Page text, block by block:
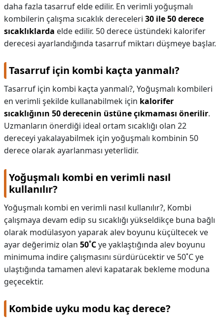
daha fazla tasarruf elde edilir. En verimli yoğuşmalı
kombilerin çalışma sıcaklık dereceleri 30 ile 50 derece
sıcaklıklarda elde edilir. 50 derece üstündeki kalorifer
derecesi ayarlandığında tasarruf miktarı düşmeye başlar.
Tasarruf için kombi kaçta yanmalı?
Tasarruf için kombi kaçta yanmalı?, Yoğuşmalı kombileri
en verimli şekilde kullanabilmek için kalorifer
sıcaklığının 50 derecenin üstüne çıkmaması önerilir.
Uzmanların önerdiği ideal ortam sıcaklığı olan 22
dereceyi yakalayabilmek için yoğuşmalı kombinin 50
derece olarak ayarlanması yeterlidir.
Yoğuşmalı kombi en verimli nasıl
kullanılır?
Yoğuşmalı kombi en verimli nasıl kullanılır?, Kombi
çalışmaya devam edip su sıcaklığı yükseldikçe buna bağlı
olarak modülasyon yaparak alev boyunu küçültecek ve
ayar değerimiz olan 50˚Cye yaklaştığında alev boyunu
minimuma indire çalışmasını sürdürücektir ve 50˚C ye
ulaştığında tamamen alevi kapatarak bekleme moduna
geçecektir.
Kombide uyku modu kaç derece?